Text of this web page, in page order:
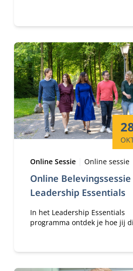
Online
Leadership Essentials
Type:
Online Sessie Locatie:
Online sessie
In het Leadership Essentials
programma ontdek je hoe jij
mensen te mobiliseren.